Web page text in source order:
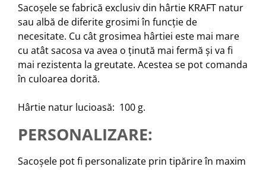
Sacoșele se fabrică exclusiv din hârtie KRAFT natur
sau albă de diferite grosimi în funcție de
necesitate. Cu cât grosimea hârtiei este mai mare
cu atât sacosa va avea o ținută mai fermă și va fi
mai rezistenta la greutate. Acestea se pot comanda
în culoarea dorită.
Hârtie natur lucioasă: 100 g.
PERSONALIZARE:
Sacoșele pot fi personalizate prin tipărire în maxim